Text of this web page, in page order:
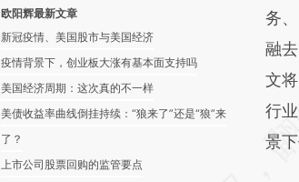
欧阳辉最新文章
新冠疫情、美国股市与美国经济
疫情背景下，创业板大涨有基本面支持吗
美国经济周期：这次真的不一样
美债收益率曲线倒挂持续：“狼来了”还是“狼”来
了？
上市公司股票回购的监管要点
务
融
文
行
景